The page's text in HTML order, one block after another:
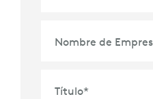
Nombre de
Título*